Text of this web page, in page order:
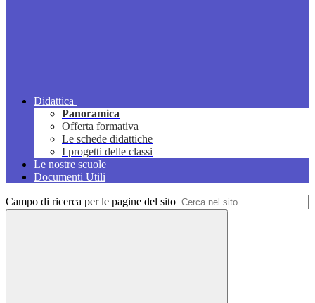
Didattica
Panoramica
Offerta formativa
Le schede didattiche
I progetti delle classi
Le nostre scuole
Documenti Utili
Campo di ricerca per le pagine del sito